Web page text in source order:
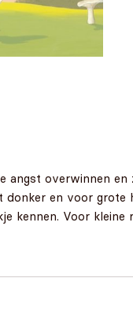
angst overwinnen
en voor
kennen. Voor